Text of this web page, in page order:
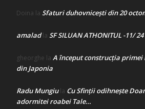
Doina la Sfaturi duhovnicești din 20
amaladla SF SILUAN ATHONITUL -11/ 24
gheorghe la A început construcţia
din Japonia
Radu Mungiula Cu Sfinții odihnește
adormitei roabei Tale…